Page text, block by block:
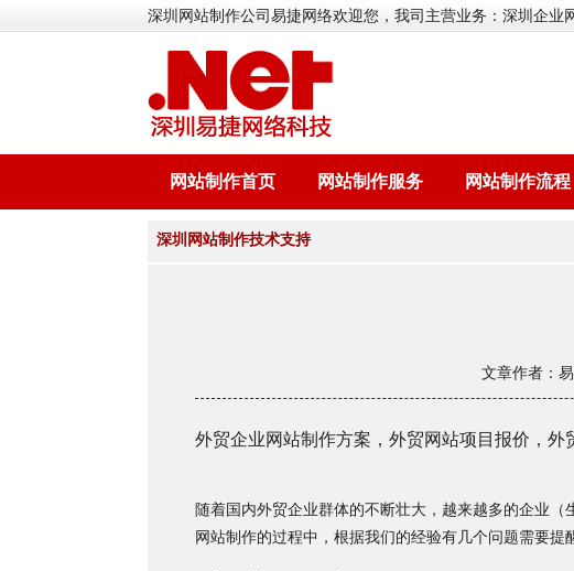
深圳网站制作公司易捷网络欢迎您，我司主营业务：深圳企业
网站制作首页 网站制作服务 网站制作流程
深圳网站制作技术支持
文章作者：
外贸企业网站制作方案，外贸网站项目报价，
随着国内外贸企业群体的不断壮大，越来越多的企业
网站制作的过程中，根据我们的经验有几个问题需要提